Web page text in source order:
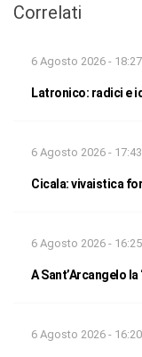
Correlati
6 Agosto 2026 - 18:27
Latronico: radici e
6 Agosto 2026 - 17:43
Cicala: vivaistica
6 Agosto 2026 - 16:25
A Sant’Arcangelo
6 Agosto 2026 - 16:20